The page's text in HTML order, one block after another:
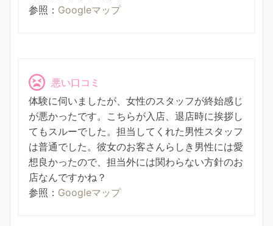
参照： Googleマップ
悪い口コミ
体験に伺いましたが、女性のスタッフが終始感じ
が悪かったです。こちらが入店、退店時に挨拶し
てもスルーでした。担当してくれた男性スタッフ
は普通でした。彼女のお客さんらしき男性には愛
想良かったので、担当外には関わらない方針のお
店なんですかね？
参照： Googleマップ